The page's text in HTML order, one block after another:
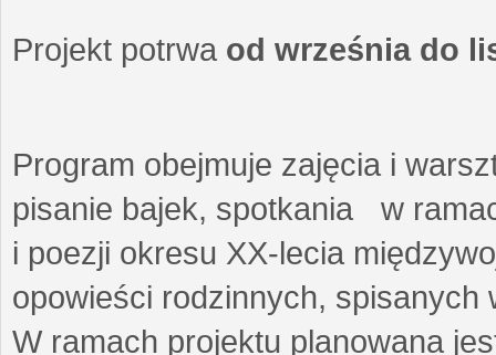
Projekt potrwa od września do
Program obejmuje zajęcia i
pisanie bajek, spotkania w
i poezji okresu XX-lecia
opowieści rodzinnych,
W ramach projektu planowana